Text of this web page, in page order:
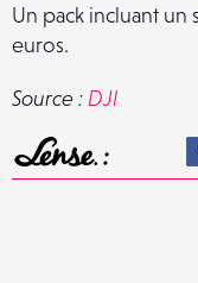
Un pack incluant
euros.
Source : DJI